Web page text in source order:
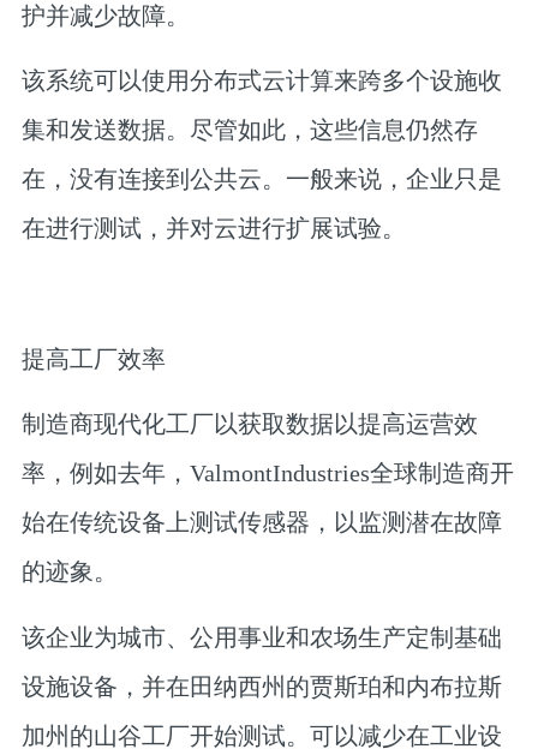
护并减少故障。
该系统可以使用分布式云计算来跨多个设施收
集和发送数据。尽管如此，这些信息仍然存
在，没有连接到公共云。一般来说，企业只是
在进行测试，并对云进行扩展试验。
提高工厂效率
制造商现代化工厂以获取数据以提高运营效
率，例如去年，ValmontIndustries全球制造商开
始在传统设备上测试传感器，以监测潜在故障
的迹象。
该企业为城市、公用事业和农场生产定制基础
设施设备，并在田纳西州的贾斯珀和内布拉斯
加州的山谷工厂开始测试。可以减少在工业设